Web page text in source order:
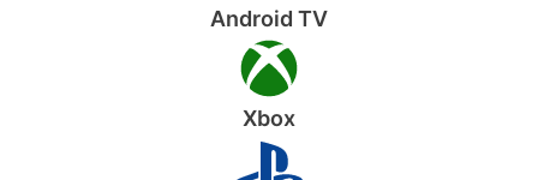
Android TV
Xbox